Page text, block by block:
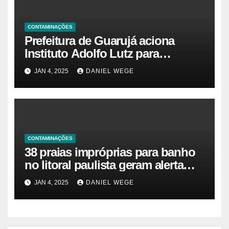
CONTAMINAÇÕES
Prefeitura de Guarujá aciona
Instituto Adolfo Lutz para
identificar causas da virose em
moradores e turistas – Notícias
das Praias
JAN 4, 2025 DANIEL WEGE
CONTAMINAÇÕES
38 praias impróprias para banho
no litoral paulista geram alerta
ambiental e de saúde pública
JAN 4, 2025 DANIEL WEGE